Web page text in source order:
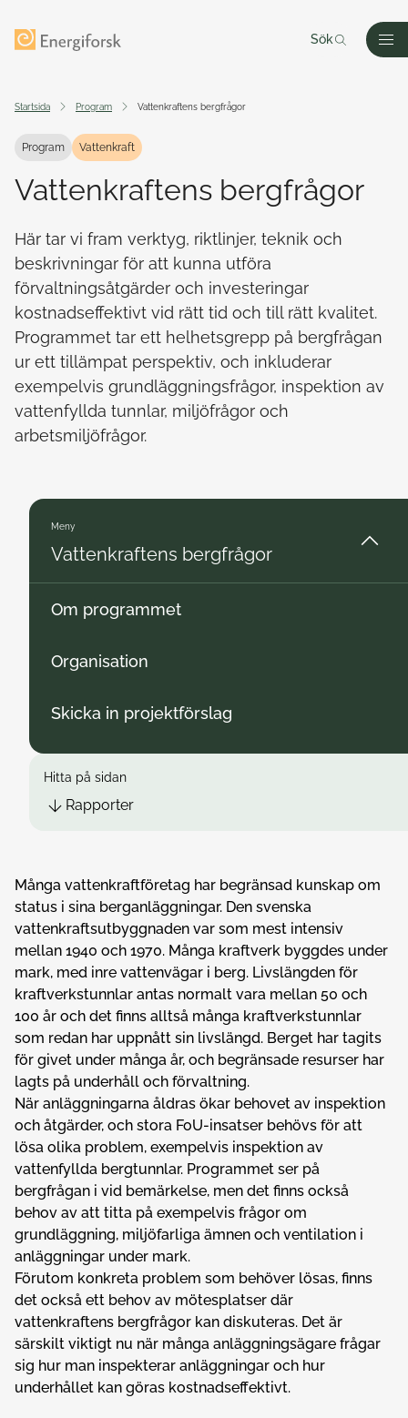
Sök
Startsida Program Vattenkraftens bergfrågor
Program Vattenkraft
Vattenkraftens bergfrågor
Här tar vi fram verktyg, riktlinjer, teknik och
beskrivningar för att kunna utföra
förvaltningsåtgärder och investeringar
kostnadseffektivt vid rätt tid och till rätt kvalitet.
Programmet tar ett helhetsgrepp på bergfrågan
ur ett tillämpat perspektiv, och inkluderar
exempelvis grundläggningsfrågor, inspektion av
vattenfyllda tunnlar, miljöfrågor och
arbetsmiljöfrågor.
Meny
Vattenkraftens bergfrågor
Om programmet
Organisation
Skicka in projektförslag
Hitta på sidan
Rapporter
Många vattenkraftföretag har begränsad kunskap om
status i sina berganläggningar. Den svenska
vattenkraftsutbyggnaden var som mest intensiv
mellan 1940 och 1970. Många kraftverk byggdes under
mark, med inre vattenvägar i berg. Livslängden för
kraftverkstunnlar antas normalt vara mellan 50 och
100 år och det finns alltså många kraftverkstunnlar
som redan har uppnått sin livslängd. Berget har tagits
för givet under många år, och begränsade resurser har
lagts på underhåll och förvaltning.
När anläggningarna åldras ökar behovet av inspektion
och åtgärder, och stora FoU-insatser behövs för att
lösa olika problem, exempelvis inspektion av
vattenfyllda bergtunnlar. Programmet ser på
bergfrågan i vid bemärkelse, men det finns också
behov av att titta på exempelvis frågor om
grundläggning, miljöfarliga ämnen och ventilation i
anläggningar under mark.
Förutom konkreta problem som behöver lösas, finns
det också ett behov av mötesplatser där
vattenkraftens bergfrågor kan diskuteras. Det är
särskilt viktigt nu när många anläggningsägare frågar
sig hur man inspekterar anläggningar och hur
underhållet kan göras kostnadseffektivt.